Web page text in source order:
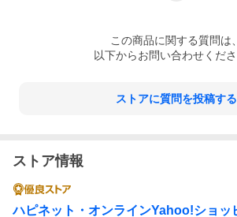
ス(製作総指揮)、ジェス・ホール(撮影監督)
(プロダクション・デザイナー)、アレクサン
ケル・ジアッチーノ(音楽)
ーナー、マシュー・ウッド、サラ・ナイルズ
商品仕様
この商品に関する質問は、
以下からお問い合わせくださ
ストアに質問を投稿する
ストア情報
ハピネット・オンラインYahoo!ショッ